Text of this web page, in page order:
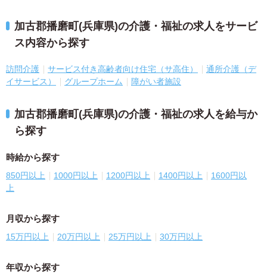
加古郡播磨町(兵庫県)の介護・福祉の求人をサービ
ス内容から探す
訪問介護 サービス付き高齢者向け住宅（サ高住）
通所介護（デ
イサービス）
グループホーム 障がい者施設
加古郡播磨町(兵庫県)の介護・福祉の求人を給与か
ら探す
時給から探す
850円以上 1000円以上 1200円以上 1400円以上
1600円以
上
月収から探す
15万円以上 20万円以上 25万円以上 30万円以上
年収から探す